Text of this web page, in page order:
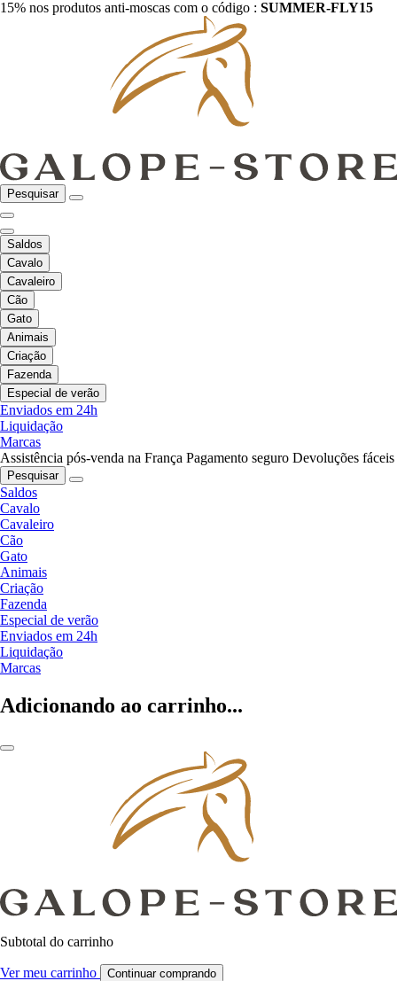
15% nos produtos anti-moscas com o código : SUMMER-FLY15
Pesquisar
Saldos
Cavalo
Cavaleiro
Cão
Gato
Animais
Criação
Fazenda
Especial de verão
Enviados em 24h
Liquidação
Marcas
Assistência pós-venda na França Pagamento seguro Devoluções fáceis
Pesquisar
Saldos
Cavalo
Cavaleiro
Cão
Gato
Animais
Criação
Fazenda
Especial de verão
Enviados em 24h
Liquidação
Marcas
Adicionando ao carrinho...
Subtotal do carrinho
Ver meu carrinho Continuar comprando